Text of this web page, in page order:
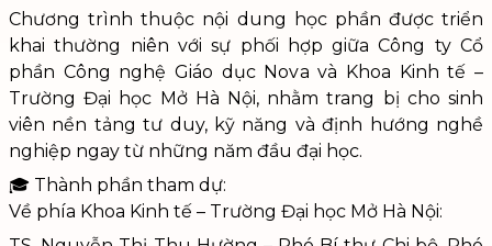
Chương trình thuộc nội dung học phần được triển
khai thường niên với sự phối hợp giữa Công ty Cổ
phần Công nghệ Giáo dục Nova và Khoa Kinh tế –
Trường Đại học Mở Hà Nội, nhằm trang bị cho sinh
viên nền tảng tư duy, kỹ năng và định hướng nghề
nghiệp ngay từ những năm đầu đại học.
🎓 Thành phần tham dự:
Về phía Khoa Kinh tế – Trường Đại học Mở Hà Nội: